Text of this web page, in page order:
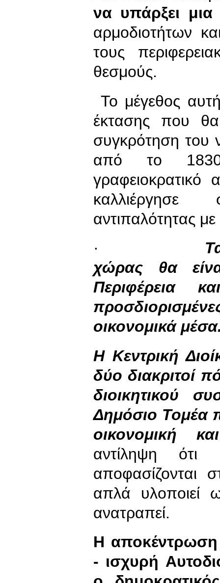
να υπάρξει
αρμοδιοτήτων
τους
θεσμούς.
Το μέγεθος
έκτασης που
συγκρότηση του
από το
γραφειοκρατικό
καλλιέργησε
αντιπαλότητας με
·
χώρας θα
Περιφέρεια
οικονομικά
Η Κεντρική
δύο διακριτοί
διοικητικού
Δημόσιο Τομέα
οικονομική
αντίληψη ότι
αποφασίζονται
απλά υλοποιεί
ανατραπεί.
Η αποκέντρωση
- ισχυρή